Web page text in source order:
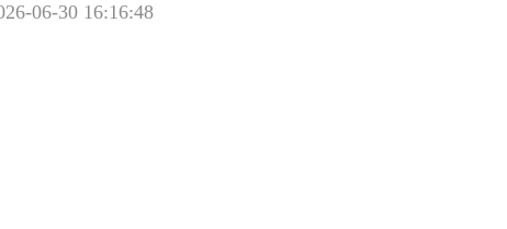
06-30 16:16:48